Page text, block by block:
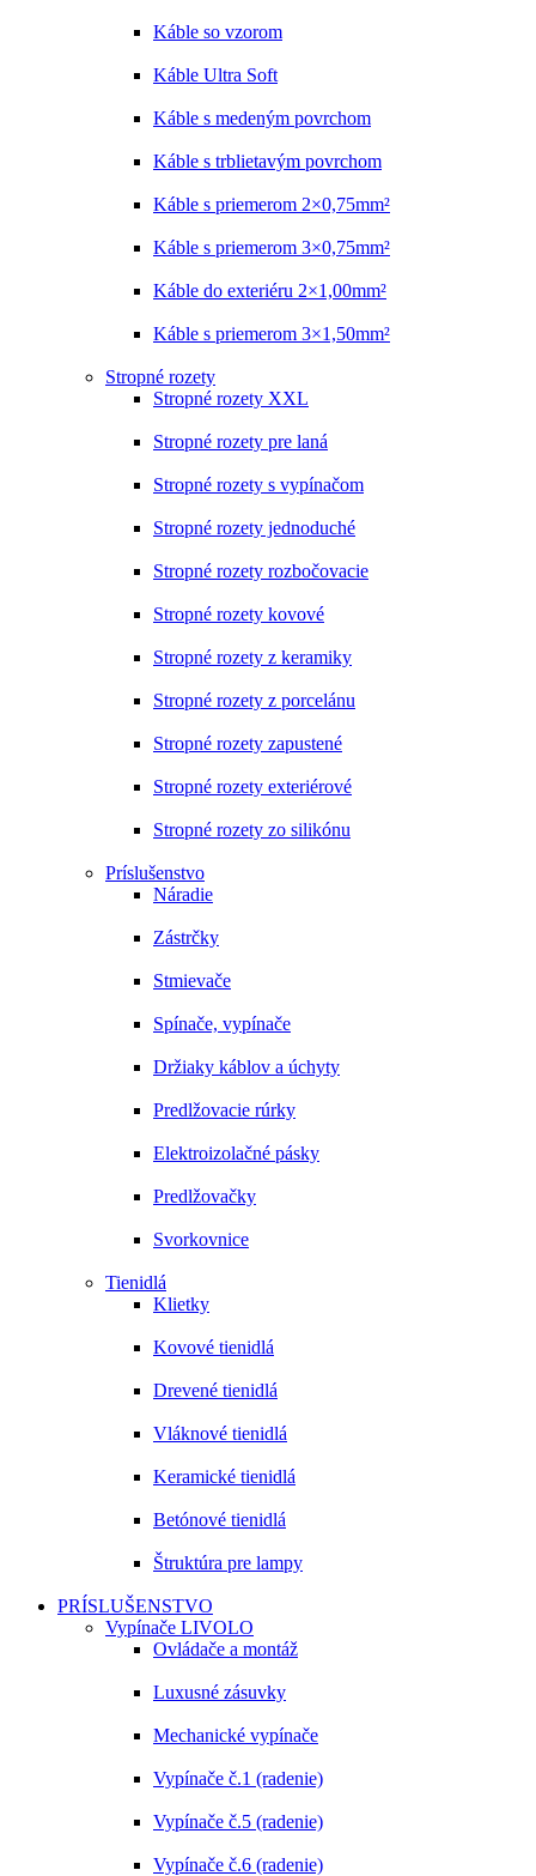
Káble so vzorom
Káble Ultra Soft
Káble s medeným povrchom
Káble s trblietavým povrchom
Káble s priemerom 2×0,75mm²
Káble s priemerom 3×0,75mm²
Káble do exteriéru 2×1,00mm²
Káble s priemerom 3×1,50mm²
Stropné rozety
Stropné rozety XXL
Stropné rozety pre laná
Stropné rozety s vypínačom
Stropné rozety jednoduché
Stropné rozety rozbočovacie
Stropné rozety kovové
Stropné rozety z keramiky
Stropné rozety z porcelánu
Stropné rozety zapustené
Stropné rozety exteriérové
Stropné rozety zo silikónu
Príslušenstvo
Náradie
Zástrčky
Stmievače
Spínače, vypínače
Držiaky káblov a úchyty
Predlžovacie rúrky
Elektroizolačné pásky
Predlžovačky
Svorkovnice
Tienidlá
Klietky
Kovové tienidlá
Drevené tienidlá
Vláknové tienidlá
Keramické tienidlá
Betónové tienidlá
Štruktúra pre lampy
PRÍSLUŠENSTVO
Vypínače LIVOLO
Ovládače a montáž
Luxusné zásuvky
Mechanické vypínače
Vypínače č.1 (radenie)
Vypínače č.5 (radenie)
Vypínače č.6 (radenie)